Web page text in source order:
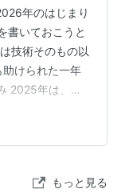
年のはじまり
書いておこうと
技術そのもの以
助けられた一年
2025年は、
森さんから打
ろうか」とい
たいなベテラ
もっと見る